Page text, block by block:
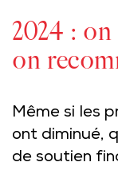
2024 :
on
Même si les
ont diminué,
de soutien